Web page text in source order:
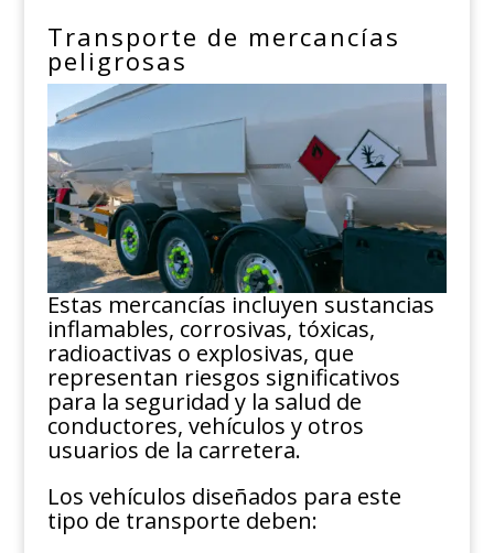
Transporte de mercancías
peligrosas
Estas mercancías incluyen sustancias
inflamables, corrosivas, tóxicas,
radioactivas o explosivas, que
representan riesgos significativos
para la seguridad y la salud de
conductores, vehículos y otros
usuarios de la carretera.
Los vehículos diseñados para este
tipo de transporte deben: